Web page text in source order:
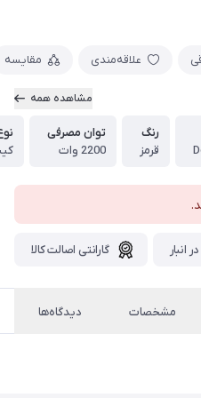
علاقه‌مندی مقایسه
مشاهده همه
رنگ
قرمز
توان مصرفی
2200 وات
انبار گارانتی اصالت کالا
مشخصات دیدگاه‌ها